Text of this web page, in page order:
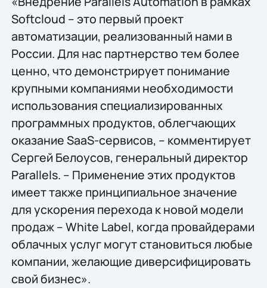
Softcloud – это первый проект
автоматизации, реализованный нами в
России. Для нас партнерство тем более
ценно, что демонстрирует понимание
крупными компаниями необходимости
использования специализированных
программных продуктов, облегчающих
оказание SaaS-сервисов, – комментирует
Сергей Белоусов, генеральный директор
Parallels. – Применение этих продуктов
имеет также принципиальное значение
для ускорения перехода к новой модели
продаж – White Label, когда провайдерами
облачных услуг могут становиться любые
компании, желающие диверсифицировать
свой бизнес».